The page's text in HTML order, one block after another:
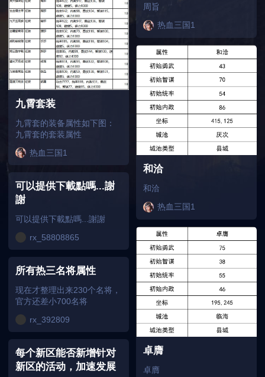
九霄套装
九霄套的装备属性如下图：
九霄套的套装属性
热血三国1
可以提供下載點嗎...謝
謝
可以提供下載點嗎...謝謝
rx_58808865
所有热三名将属性
现在才整理出来230个名将，
官方还差小700名将
rx_392809
每个新区能否新增针对
新区的活动，加速发展
周旨
热血三国1
和洽
和洽
热血三国1
卓膺
卓膺